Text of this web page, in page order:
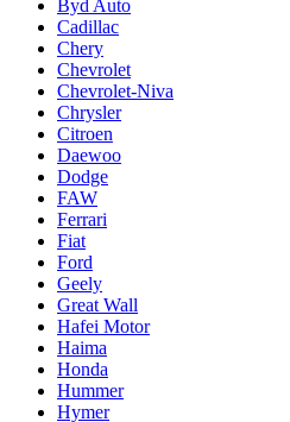
Byd Auto
Cadillac
Chery
Chevrolet
Chevrolet-Niva
Chrysler
Citroen
Daewoo
Dodge
FAW
Ferrari
Fiat
Ford
Geely
Great Wall
Hafei Motor
Haima
Honda
Hummer
Hymer